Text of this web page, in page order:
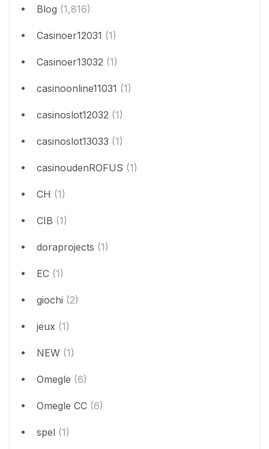
Blog (1,816)
Casinoer12031 (1)
Casinoer13032 (1)
casinoonline11031 (1)
casinoslot12032 (1)
casinoslot13033 (1)
casinoudenROFUS (1)
CH (1)
CIB (1)
doraprojects (1)
EC (1)
giochi (2)
jeux (1)
NEW (1)
Omegle (6)
Omegle CC (6)
spel (1)